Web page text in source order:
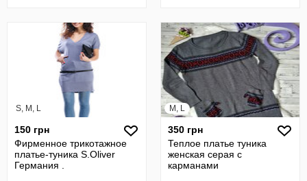
S, M, L
150 грн
Фирменное трикотажное
платье-туника S.Oliver
Германия .
M, L
350 грн
Теплое платье туника
женская серая с
карманами